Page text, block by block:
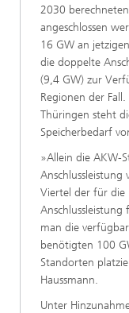
2030
angeschlossen
16 GW an
die doppelte
(9,4 GW) zur
Regionen der
Thüringen steht
Speicherbedarf
»Allein die AKW-
Viertel der für die
man die
benötigten 100
Standorten
Haussmann.
Unter